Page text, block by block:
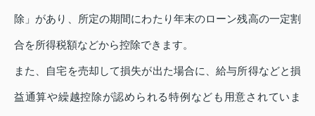
除」があり、所定の期間にわたり年末のローン残高の一定割
合を所得税額などから控除できます。
また、自宅を売却して損失が出た場合に、給与所得などと損
益通算や繰越控除が認められる特例なども用意されていま